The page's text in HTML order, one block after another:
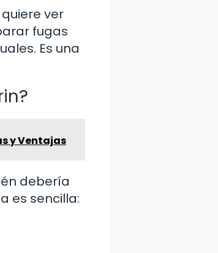
ver
fugas
Es una
y Ventajas
debería
es sencilla: